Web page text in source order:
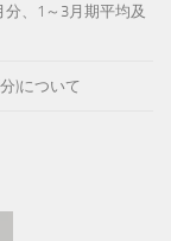
、1～3月期平均及
)について